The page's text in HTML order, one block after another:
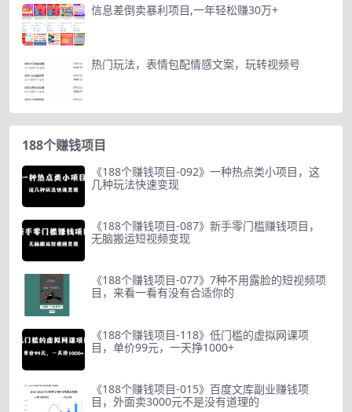
信息差倒卖暴利项目,一年轻松赚30万+
热门玩法，表情包配情感文案，玩转视频号
188个赚钱项目
《188个赚钱项目-092》一种热点类小项目，这
几种玩法快速变现
《188个赚钱项目-087》新手零门槛赚钱项目，
无脑搬运短视频变现
《188个赚钱项目-077》7种不用露脸的短视频项
目，来看一看有没有合适你的
《188个赚钱项目-118》低门槛的虚拟网课项
目，单价99元，一天挣1000+
《188个赚钱项目-015》百度文库副业赚钱项
目，外面卖3000元不是没有道理的